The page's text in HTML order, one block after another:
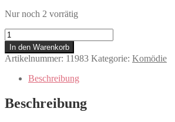
Nur noch 2 vorrätig
A
Night
at
the
Roxbury
Menge
In den Warenkorb
Artikelnummer: 11983 Kategorie: Komödie
Beschreibung
Beschreibung